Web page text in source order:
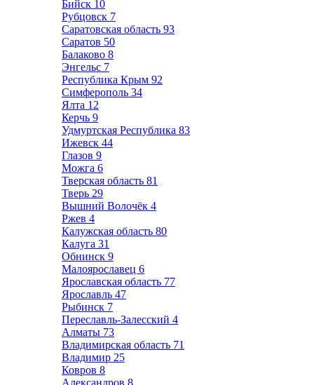
Бийск 10
Рубцовск 7
Саратовская область 93
Саратов 50
Балаково 8
Энгельс 7
Республика Крым 92
Симферополь 34
Ялта 12
Керчь 9
Удмуртская Республика 83
Ижевск 44
Глазов 9
Можга 6
Тверская область 81
Тверь 29
Вышний Волочёк 4
Ржев 4
Калужская область 80
Калуга 31
Обнинск 9
Малоярославец 6
Ярославская область 77
Ярославль 47
Рыбинск 7
Переславль-Залесский 4
Алматы 73
Владимирская область 71
Владимир 25
Ковров 8
Александров 8